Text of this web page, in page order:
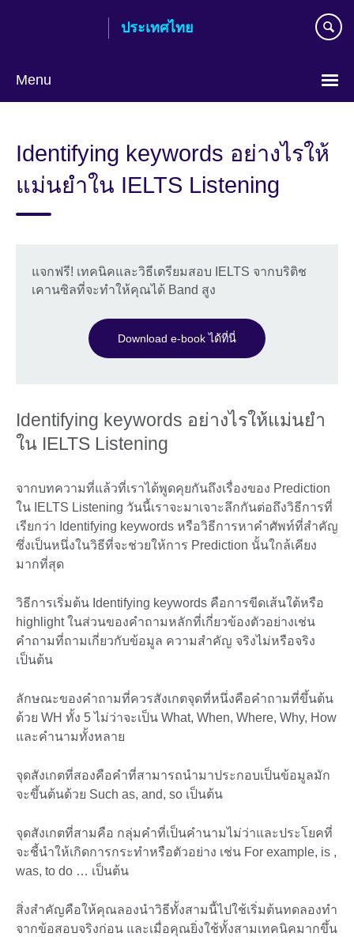
ประเทศไทย
Menu
Identifying keywords อย่างไรให้
แม่นยำใน IELTS Listening
แจกฟรี! เทคนิคและวิธีเตรียมสอบ IELTS จากบริติช
เคานซิลที่จะทำให้คุณได้ Band สูง
Download e-book ได้ที่นี่
Identifying keywords อย่างไรให้แม่นยำ
ใน IELTS Listening
จากบทความที่แล้วที่เราได้พูดคุยกันถึงเรื่องของ Prediction
ใน IELTS Listening วันนี้เราจะมาเจาะลึกกันต่อถึงวิธีการที่
เรียกว่า Identifying keywords หรือวิธีการหาคำศัพท์ที่สำคัญ
ซึ่งเป็นหนึ่งในวิธีที่จะช่วยให้การ Prediction นั้นใกล้เคียง
มากที่สุด
วิธีการเริ่มต้น Identifying keywords คือการขีดเส้นใต้หรือ
highlight ในส่วนของคำถามหลักที่เกี่ยวข้องตัวอย่างเช่น
คำถามที่ถามเกี่ยวกับข้อมูล ความสำคัญ จริงไม่หรือจริง
เป็นต้น
ลักษณะของคำถามที่ควรสังเกตจุดที่หนึ่งคือคำถามที่ขึ้นต้น
ด้วย WH ทั้ง 5 ไม่ว่าจะเป็น What, When, Where, Why, How
และคำนามทั้งหลาย
จุดสังเกตที่สองคือคำที่สามารถนำมาประกอบเป็นข้อมูลมัก
จะขึ้นต้นด้วย Such as, and, so เป็นต้น
จุดสังเกตที่สามคือ กลุ่มคำที่เป็นคำนามไม่ว่าและประโยคที่
จะชี้นำให้เกิดการกระทำหรือตัวอย่าง เช่น For example, is ,
was, to do … เป็นต้น
สิ่งสำคัญคือให้คุณลองนำวิธีทั้งสามนี้ไปใช้เริ่มต้นทดลองทำ
จากข้อสอบจริงก่อน และเมื่อคุณยิ่งใช้ทั้งสามเทคนิคมากขึ้น